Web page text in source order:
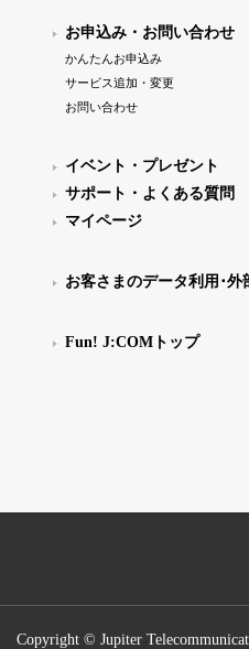
お申込み・お問い合わせ
かんたんお申込み
サービス追加・変更
お問い合わせ
イベント・プレゼント
サポート・よくある質問
マイページ
お客さまのデータ利用･外
Fun! J:COMトップ
Copyright © Jupiter